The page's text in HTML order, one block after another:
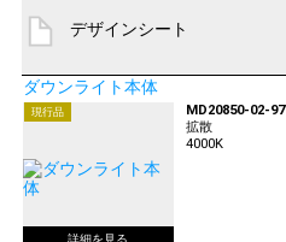
デザインシート
ダウンライト本体
現行品
MD20850-02-97
拡散
4000K